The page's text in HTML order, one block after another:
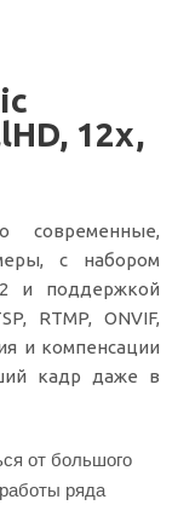
12x,
современные,
с набором
и поддержкой
RTMP, ONVIF,
и компенсации
кадр даже в
от большого
ряда